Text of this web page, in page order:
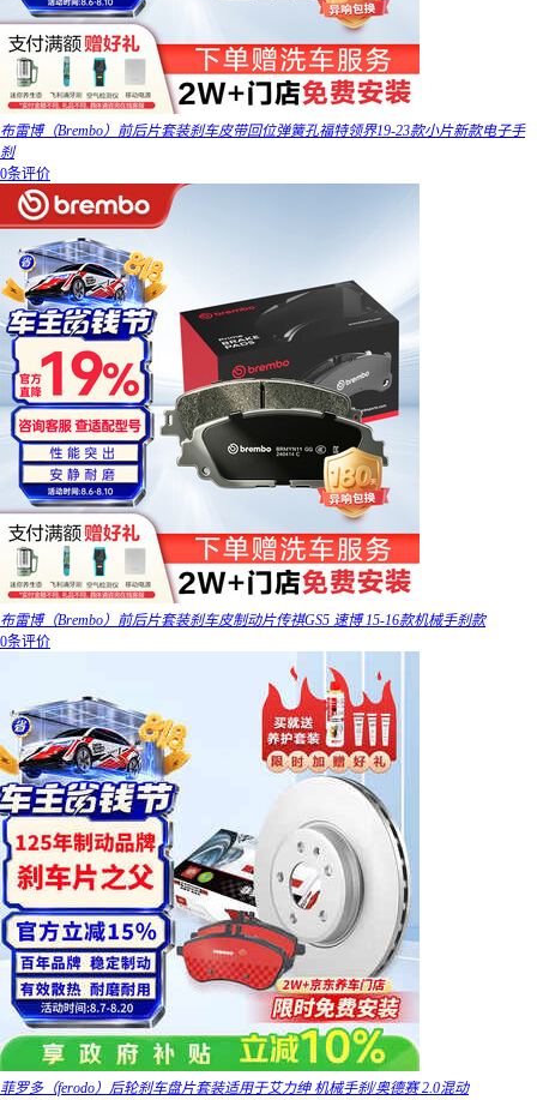
布雷博（Brembo）前后片套装刹车皮带回位弹簧孔福特领界19-23款小片新款电子手
刹
0条评价
布雷博（Brembo）前后片套装刹车皮制动片传祺GS5 速博 15-16款机械手刹款
0条评价
菲罗多（ferodo）后轮刹车盘片套装适用于艾力绅 机械手刹/奥德赛 2.0混动